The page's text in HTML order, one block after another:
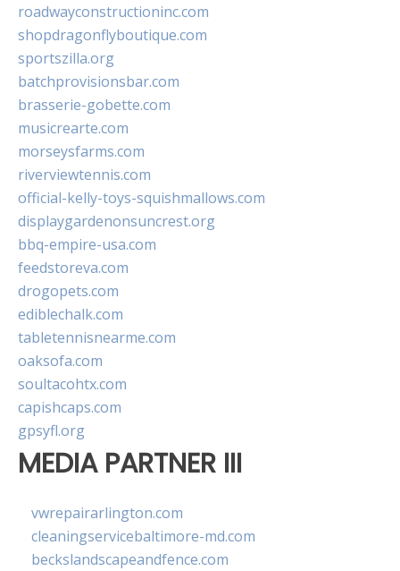
roadwayconstructioninc.com
shopdragonflyboutique.com
sportszilla.org
batchprovisionsbar.com
brasserie-gobette.com
musicrearte.com
morseysfarms.com
riverviewtennis.com
official-kelly-toys-squishmallows.com
displaygardenonsuncrest.org
bbq-empire-usa.com
feedstoreva.com
drogopets.com
ediblechalk.com
tabletennisnearme.com
oaksofa.com
soultacohtx.com
capishcaps.com
gpsyfl.org
MEDIA PARTNER III
vwrepairarlington.com
cleaningservicebaltimore-md.com
beckslandscapeandfence.com